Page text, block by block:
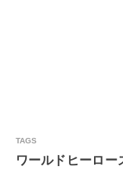
ワールドヒーロー